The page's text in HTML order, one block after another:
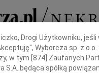
Poradnik pogrzebowy
Drogi Użytkowniku,
Wyborcza sp. z o.o.
w tym [874 ] Zaufanych
S.A. będąca spółką